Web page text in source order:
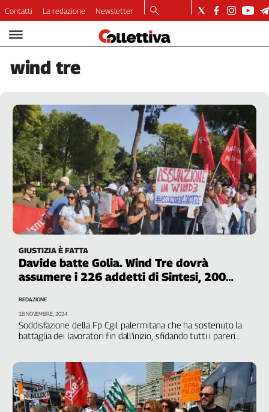
Video
Podcast
Dirette
Economia
Lavoro
Ambiente
Diritti
Welfare
Italia
Internazionale
Culture
Categorie
Filcams
Filt
Fiom
Flai
Flc
Fp
Contatti La redazione Newsletter
wind tre
GIUSTIZIA È FATTA
Davide batte Golia. Wind Tre dovrà
assumere i 226 addetti di Sintesi, 200
Soddisfazione della Fp Cgil palermitana che ha sostenuto la
battaglia dei lavoratori fin dall’inizio, sfidando tutti i pareri
REDAZIONE
18 NOVEMBRE, 2024